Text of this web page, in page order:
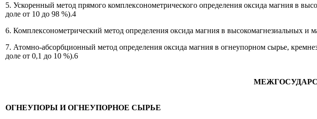
5. Ускоренный метод прямого комплексонометрического определения оксида магния в
доле от 10 до 98 %).4
6. Комплексонометрический метод определения оксида магния в высокомагнезиальных и
7. Атомно-абсорбционный метод определения оксида магния в огнеупорном сырье,
доле от 0,1 до 10 %).6
ОГНЕУПОРЫ И ОГНЕУПОРНОЕ СЫРЬЕ